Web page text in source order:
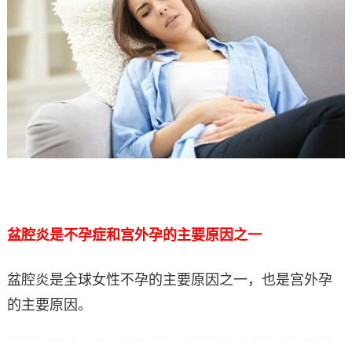
盆腔炎是不孕症和宫外孕的主要原因之一
盆腔炎是全球女性不孕的主要原因之一，也是宫外孕
的主要原因。